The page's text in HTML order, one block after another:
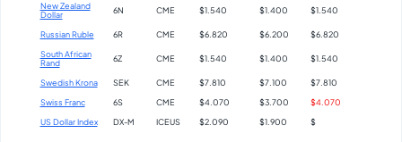
New Zealand
Dollar
6N CME $1.540 $1.400 $1.540
Russian Ruble 6R CME $6.820 $6.200
$6.820
South African
Rand
6Z CME $1.540 $1.400 $1.540
Swedish Krona SEK CME $7.810 $7.100
$7.810
Swiss Franc
6S CME $4.070 $3.700
$4.070
US Dollar Index
DX-M ICEUS $2.090 $1.900 $